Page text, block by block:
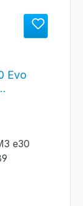
Evo
e30